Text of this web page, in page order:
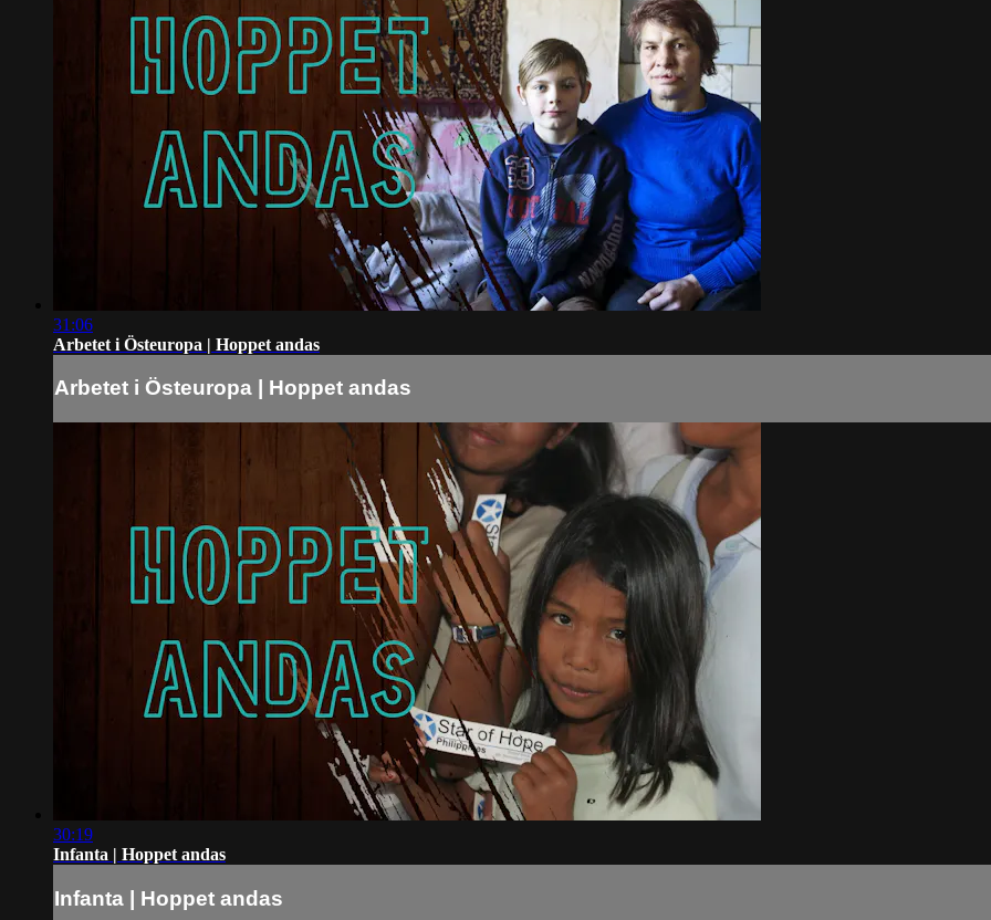
31:06
Arbetet i Östeuropa | Hoppet andas
Arbetet i Östeuropa | Hoppet andas
30:19
Infanta | Hoppet andas
Infanta | Hoppet andas